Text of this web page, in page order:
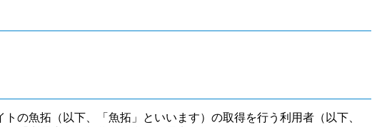
トの魚拓（以下、「魚拓」といいます）の取得を行う利用者（以下、